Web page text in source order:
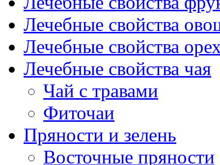
Лечебные свойства
Лечебные свойства
Лечебные свойства чая
Чай с травами
Фиточаи
Пряности и зелень
Восточные пряности